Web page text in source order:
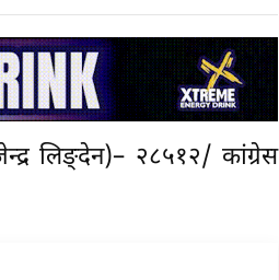
लिङ्देन)– २८५१२/ कांग्रेस